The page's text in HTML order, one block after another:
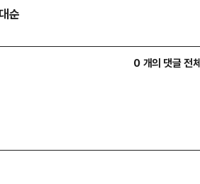
순
0 개의 댓글 전